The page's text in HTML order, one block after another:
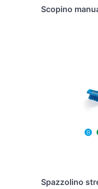
Scopino
Spazzolino